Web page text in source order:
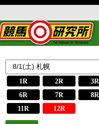
1R 2R 3R
6R
7R 8R
11R
12R